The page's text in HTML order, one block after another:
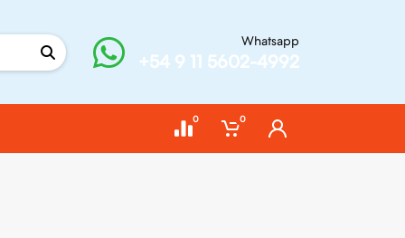
Whatsapp
+54 9 11 5602-4992
0 0